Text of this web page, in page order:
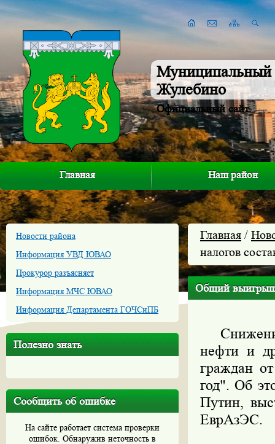
Муниципальный
Жулебино
Официальный сайт
Главная Наш район
Новости района
Информация УВД ЮВАО
Прокурор разъясняет
Информация МЧС ЮВАО
Информация Департамента ГОЧСиПБ
Полезно знать
Сообщить об ошибке
На сайте работает система проверки
ошибок. Обнаружив неточность в
Главная /
налогов
Общий выигрыш
нефти и
граждан
год". Об
Путин,
ЕврАзЭС.